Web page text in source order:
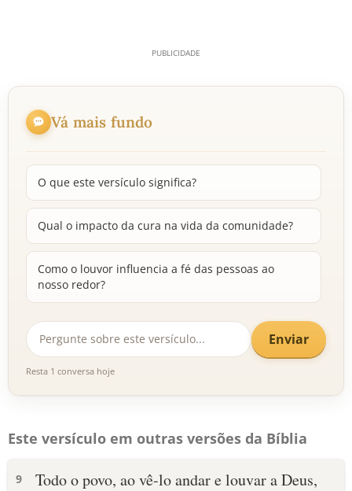
Vá mais fundo
O que este versículo significa?
Qual o impacto da cura na vida da comunidade?
Como o louvor influencia a fé das pessoas ao
nosso redor?
Enviar
Resta 1 conversa hoje
Este versículo em outras versões da Bíblia
9 Todo o povo, ao vê-lo andar e louvar a Deus,